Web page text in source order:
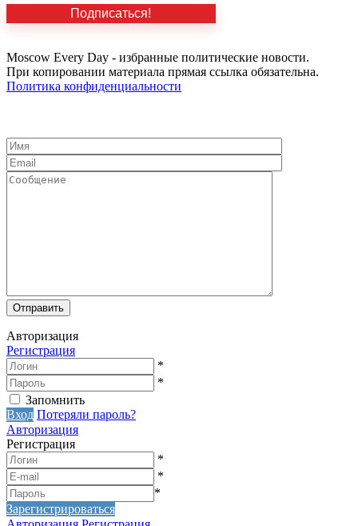
Moscow Every Day - избранные политические новости.
При копировании материала прямая ссылка обязательна.
Политика конфиденциальности
Авторизация
Регистрация
*
*
Запомнить
Вход Потеряли пароль?
Авторизация
Регистрация
*
*
*
Зарегистрироваться